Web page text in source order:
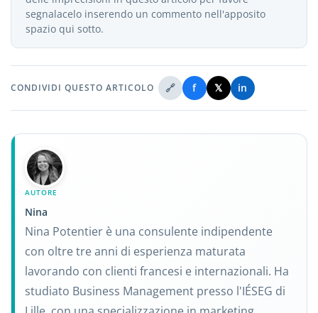
segnalacelo inserendo un commento nell'apposito
spazio qui sotto.
CONDIVIDI QUESTO ARTICOLO 🔗 f 𝕏 in
AUTORE
Nina
Nina Potentier è una consulente indipendente
con oltre tre anni di esperienza maturata
lavorando con clienti francesi e internazionali. Ha
studiato Business Management presso l'IÉSEG di